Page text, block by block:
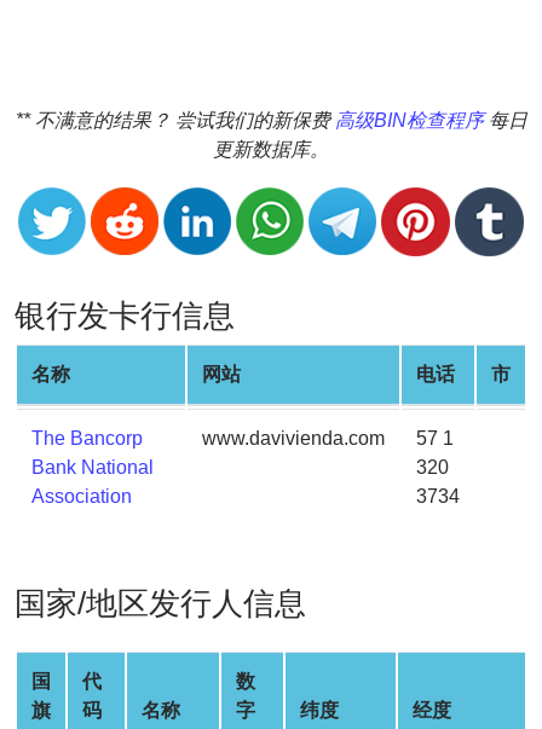
Credit
Credit
Card
Random
Credit
Card
Generator
Generate
Credit
Card
Credit
Card
Checker
Service
** 不满意的结果？ 尝试我们的新保费 高级BIN检查程序每日
更新数据库。
银行发卡行信息
名称 网站 电话 市
The Bancorp
Bank National
Association
www.davivienda.com
57 1
320
3734
国家/地区发行人信息
国
旗
代
码
名称
数
字
纬度 经度